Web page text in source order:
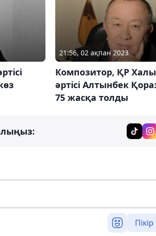
21:56, 02 ақпан 2023
Композитор, ҚР
әртісі Алтынбек
75 жасқа толды